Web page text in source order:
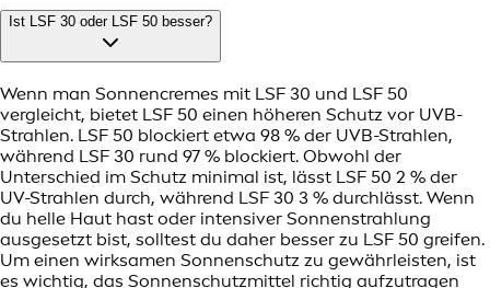
Ist LSF 30 oder LSF 50 besser?
Wenn man Sonnencremes mit LSF 30 und LSF 50
vergleicht, bietet LSF 50 einen höheren Schutz vor UVB-
Strahlen. LSF 50 blockiert etwa 98 % der UVB-Strahlen,
während LSF 30 rund 97 % blockiert. Obwohl der
Unterschied im Schutz minimal ist, lässt LSF 50 2 % der
UV-Strahlen durch, während LSF 30 3 % durchlässt. Wenn
du helle Haut hast oder intensiver Sonnenstrahlung
ausgesetzt bist, solltest du daher besser zu LSF 50 greifen.
Um einen wirksamen Sonnenschutz zu gewährleisten, ist
es wichtig, das Sonnenschutzmittel richtig aufzutragen